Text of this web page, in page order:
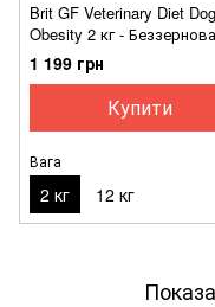
Brit GF Veterinary Diet Dog
Obesity 2 кг - Беззернова
дієта при надмірній вазі з
ягням, індичкою і горохом
1 199 грн
Купити
Вага
2 кг 12 кг